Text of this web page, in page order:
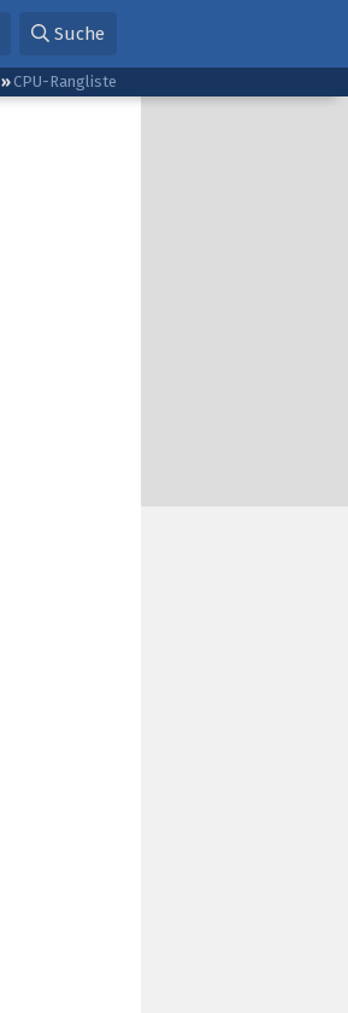
Suche
CPU-Rangliste